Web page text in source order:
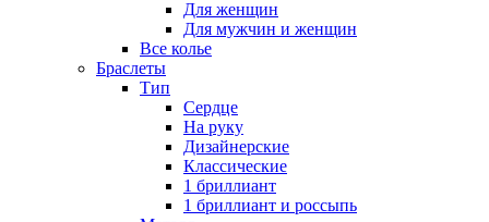
Для женщин
Для мужчин и женщин
Все колье
Браслеты
Тип
Сердце
На руку
Дизайнерские
Классические
1 бриллиант
1 бриллиант и россыпь